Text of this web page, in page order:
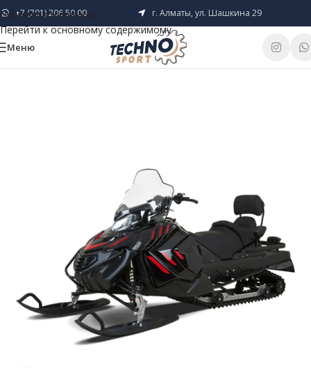
Перейти к навигации
Перейти к основному содержимому
+7 (701) 206 50 00 г. Алматы, ул. Шашкина 29
Меню